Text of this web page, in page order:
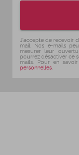
J'accepte de recevoir
mail. Nos e-mails
mesurer leur
pourrez désactiver ce
mails. Pour en
personnelles